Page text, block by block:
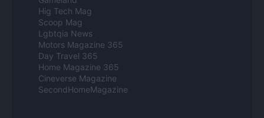
Hig Tech Mag
Scoop Mag
Lgbtqia News
Motors Magazine 365
Day Travel 365
Home Magazine 365
Cineverse Magazine
SecondHomeMagazine